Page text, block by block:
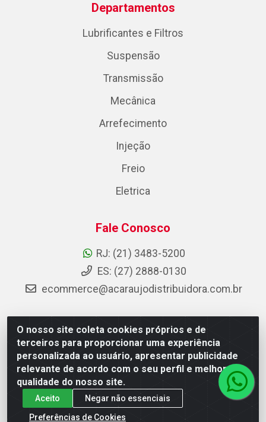
O nosso site coleta cookies próprios e de
terceiros para proporcionar uma experiência
personalizada ao usuário, apresentar publicidade
relevante de acordo com o seu perfil e melhorar a
qualidade do nosso site.
Aceito
Negar não essenciais
Preferências de Cookies
Departamentos
Lubrificantes e Filtros
Suspensão
Transmissão
Mecânica
Arrefecimento
Injeção
Freio
Eletrica
Fale Conosco
RJ: (21) 3483-5200
ES: (27) 2888-0130
ecommerce@acaraujodistribuidora.com.br
AC Araujo Distribuidora - Rua Carneiro de Campos, 42 -
São Cristóvão, Rio de Janeiro/RJ - CEP 20.920-410 -
CNPJ 08.744.753/0003-85